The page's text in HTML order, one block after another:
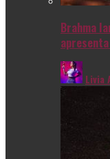
Brahma
Livia